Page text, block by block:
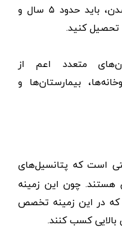
دنیا قرار بگیرد. برای داروساز شدن، باید حدود ۵ سال و
تحصیل کنید.
متعدد اعم از
بیمارستان‌ها و
است که پتانسیل‌های
چون این زمینه
که در این زمینه تخصص
بالایی کسب کنند.